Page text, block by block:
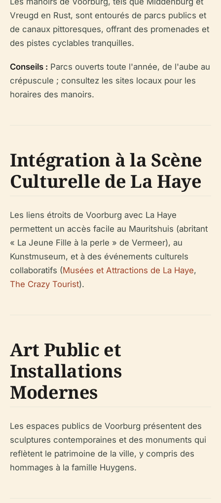
Vreugd en Rust, sont entourés de parcs publics et
de canaux pittoresques, offrant des promenades et
des pistes cyclables tranquilles.
Conseils : Parcs ouverts toute l'année, de l'aube au
crépuscule ; consultez les sites locaux pour les
horaires des manoirs.
Intégration à la Scène
Culturelle de La Haye
Les liens étroits de Voorburg avec La Haye
permettent un accès facile au Mauritshuis (abritant
« La Jeune Fille à la perle » de Vermeer), au
Kunstmuseum, et à des événements culturels
collaboratifs (Musées et Attractions de La Haye,
The Crazy Tourist).
Art Public et
Installations
Modernes
Les espaces publics de Voorburg présentent des
sculptures contemporaines et des monuments qui
reflètent le patrimoine de la ville, y compris des
hommages à la famille Huygens.